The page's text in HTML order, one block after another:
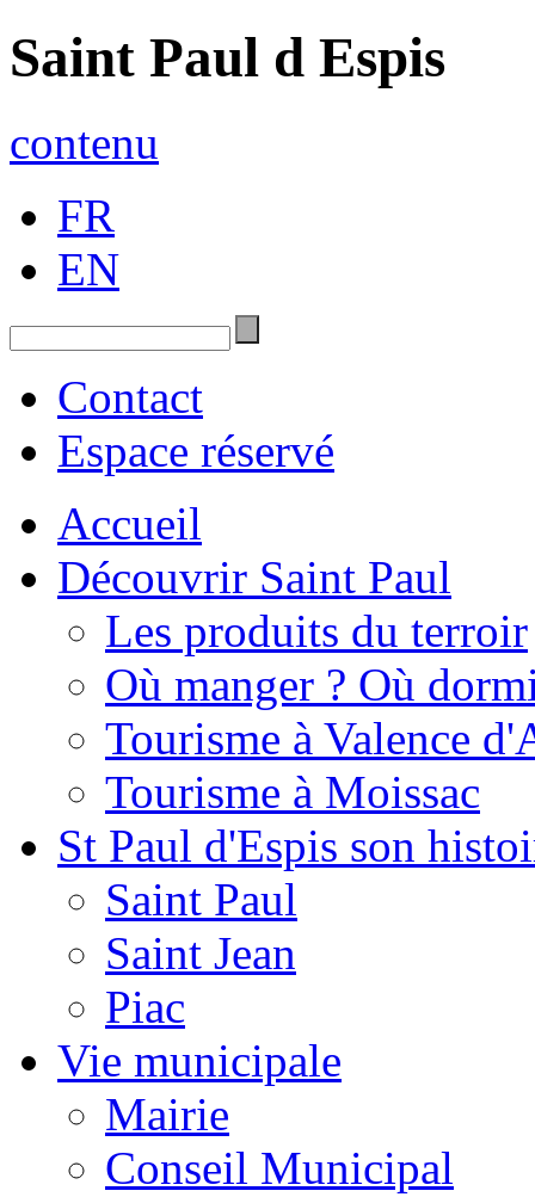
Saint Paul d Espis
contenu
FR
EN
Contact
Espace réservé
Accueil
Découvrir Saint Paul
Les produits du terroir
Où manger ? Où
Tourisme à Valence
Tourisme à Moissac
St Paul d'Espis son
Saint Paul
Saint Jean
Piac
Vie municipale
Mairie
Conseil Municipal